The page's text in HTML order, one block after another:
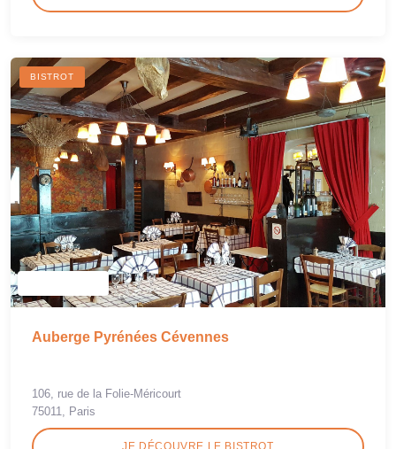
BISTROT
Auberge Pyrénées Cévennes
106, rue de la Folie-Méricourt
75011, Paris
JE DÉCOUVRE LE BISTROT